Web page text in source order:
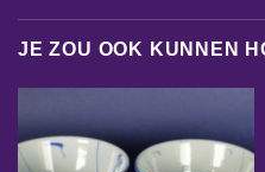
JE ZOU OOK KUNNEN